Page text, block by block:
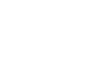
appréciés